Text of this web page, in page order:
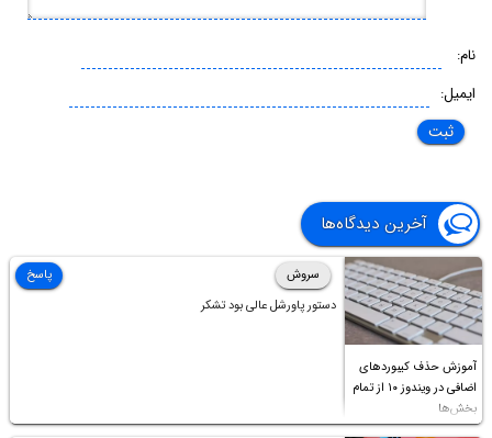
نام:
ایمیل:
آخرین دیدگاه‌ها
آموزش حذف کیبوردهای
اضافی در ویندوز ۱۰ از تمام
بخش‌ها
سروش
دستور پاورشل عالی بود تشکر
پاسخ